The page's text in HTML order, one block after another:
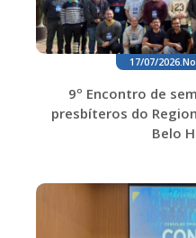
17/07/2026.
9º Encontro de
presbíteros do
Belo